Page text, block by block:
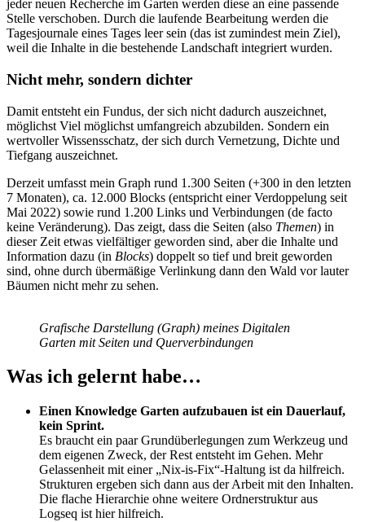
jeder neuen Recherche im Garten werden diese an eine passende
Stelle verschoben. Durch die laufende Bearbeitung werden die
Tagesjournale eines Tages leer sein (das ist zumindest mein Ziel),
weil die Inhalte in die bestehende Landschaft integriert wurden.
Nicht mehr, sondern dichter
Damit entsteht ein Fundus, der sich nicht dadurch auszeichnet,
möglichst Viel möglichst umfangreich abzubilden. Sondern ein
wertvoller Wissensschatz, der sich durch Vernetzung, Dichte und
Tiefgang auszeichnet.
Derzeit umfasst mein Graph rund 1.300 Seiten (+300 in den letzten
7 Monaten), ca. 12.000 Blocks (entspricht einer Verdoppelung seit
Mai 2022) sowie rund 1.200 Links und Verbindungen (de facto
keine Veränderung). Das zeigt, dass die Seiten (also Themen) in
dieser Zeit etwas vielfältiger geworden sind, aber die Inhalte und
Information dazu (in Blocks) doppelt so tief und breit geworden
sind, ohne durch übermäßige Verlinkung dann den Wald vor lauter
Bäumen nicht mehr zu sehen.
Grafische Darstellung (Graph) meines Digitalen
Garten mit Seiten und Querverbindungen
Was ich gelernt habe…
Einen Knowledge Garten aufzubauen ist ein Dauerlauf,
kein Sprint.
Es braucht ein paar Grundüberlegungen zum Werkzeug und
dem eigenen Zweck, der Rest entsteht im Gehen. Mehr
Gelassenheit mit einer „Nix-is-Fix“-Haltung ist da hilfreich.
Strukturen ergeben sich dann aus der Arbeit mit den Inhalten.
Die flache Hierarchie ohne weitere Ordnerstruktur aus
Logseq ist hier hilfreich.